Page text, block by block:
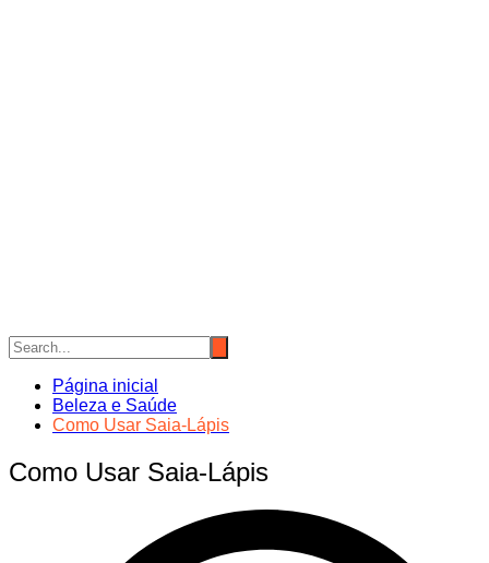
Página inicial
Beleza e Saúde
Como Usar Saia-Lápis
Como Usar Saia-Lápis